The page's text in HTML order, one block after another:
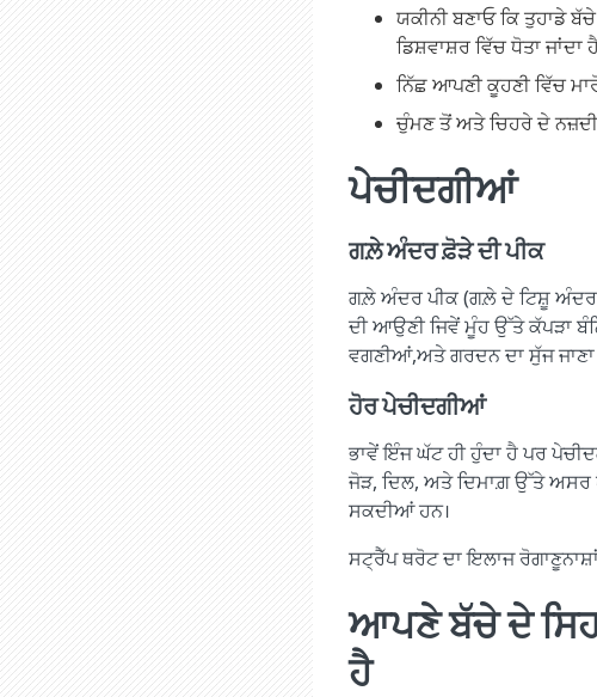
ਯਕੀਨੀ ਬਣਾਓ ਕਿ ਤੁਹਾਡੇ
ਡਿਸ਼ਵਾਸ਼ਰ ਵਿੱਚ ਧੋਤਾ ਜਾਂਦਾ
ਨਿੱਛ ਆਪਣੀ ਕੂਹਣੀ ਵਿੱਚ
ਚੁੰਮਣ ਤੋਂ ਅਤੇ ਚਿਹਰੇ ਦੇ
ਪੇਚੀਦਗੀਆਂ
ਗਲ਼ੇ ਅੰਦਰ ਫ਼ੋੜੇ ਦੀ ਪੀਕ
ਗਲ਼ੇ ਅੰਦਰ ਪੀਕ (ਗਲ਼ੇ ਦੇ ਟਿਸ਼ੂ ਅੰਦਰ
ਦੀ ਆਉਣੀ ਜਿਵੇਂ ਮੂੰਹ ਉੱਤੇ ਕੱਪੜਾ
ਵਗਣੀਆਂ,ਅਤੇ ਗਰਦਨ ਦਾ ਸੁੱਜ
ਹੋਰ ਪੇਚੀਦਗੀਆਂ
ਭਾਵੇਂ ਇੰਜ ਘੱਟ ਹੀ ਹੁੰਦਾ ਹੈ ਪਰ
ਜੋੜ, ਦਿਲ, ਅਤੇ ਦਿਮਾਗ਼ ਉੱਤੇ ਅਸਰ
ਸਕਦੀਆਂ ਹਨ।
ਸਟ੍ਰੈੱਪ ਥਰੋਟ ਦਾ ਇਲਾਜ
ਆਪਣੇ ਬੱਚੇ ਦੇ
ਹੈ